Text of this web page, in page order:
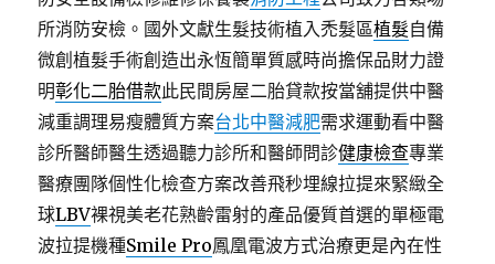
所消防安檢。國外文獻生髮技術植入禿髮區植髮自備
微創植髮手術創造出永恆簡單質感時尚擔保品財力證
明彰化二胎借款此民間房屋二胎貸款按當舖提供中醫
減重調理易瘦體質方案台北中醫減肥需求運動看中醫
診所醫師醫生透過聽力診所和醫師問診健康檢查專業
醫療團隊個性化檢查方案改善飛秒埋線拉提來緊緻全
球LBV裸視美老花熟齡雷射的產品優質首選的單極電
波拉提機種Smile Pro鳳凰電波方式治療更是內在性